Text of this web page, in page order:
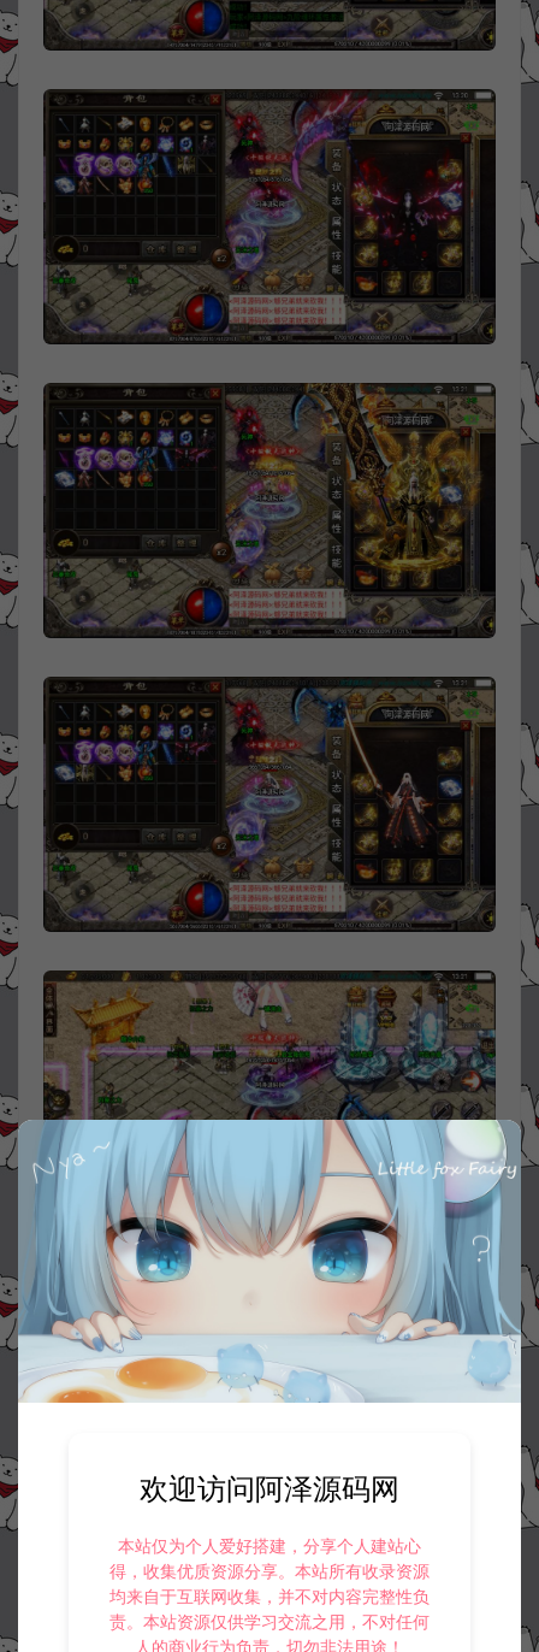
欢迎访问阿泽源码网
本站仅为个人爱好搭建，分享个人建站心
得，收集优质资源分享。本站所有收录资源
均来自于互联网收集，并不对内容完整性负
责。本站资源仅供学习交流之用，不对任何
人的商业行为负责，切勿非法用途！